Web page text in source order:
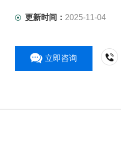
更新时间： 2025-11-04
立即咨询